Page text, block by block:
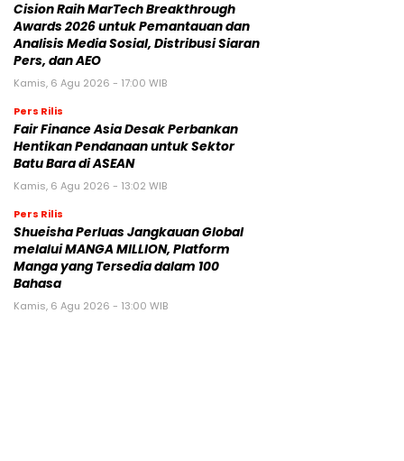
Cision Raih MarTech Breakthrough
Awards 2026 untuk Pemantauan dan
Analisis Media Sosial, Distribusi Siaran
Pers, dan AEO
Kamis, 6 Agu 2026 - 17:00 WIB
Pers Rilis
Fair Finance Asia Desak Perbankan
Hentikan Pendanaan untuk Sektor
Batu Bara di ASEAN
Kamis, 6 Agu 2026 - 13:02 WIB
Pers Rilis
Shueisha Perluas Jangkauan Global
melalui MANGA MILLION, Platform
Manga yang Tersedia dalam 100
Bahasa
Kamis, 6 Agu 2026 - 13:00 WIB